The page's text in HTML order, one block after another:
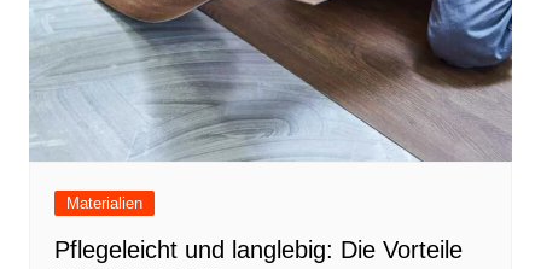
Materialien
Pflegeleicht und langlebig: Die Vorteile